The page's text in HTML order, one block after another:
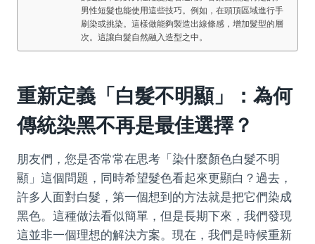
男性短髮也能使用這些技巧。例如，在頭頂區域進行手
刷染或挑染。這樣做能夠製造出線條感，增加髮型的層
次。這讓白髮自然融入造型之中。
重新定義「白髮不明顯」：為何
傳統染黑不再是最佳選擇？
朋友們，您是否常常在思考「染什麼顏色白髮不明
顯」這個問題，同時希望髮色看起來更顯白？過去，
許多人面對白髮，第一個想到的方法就是把它們染成
黑色。這種做法看似簡單，但是長期下來，我們發現
這並非一個理想的解決方案。現在，我們是時候重新